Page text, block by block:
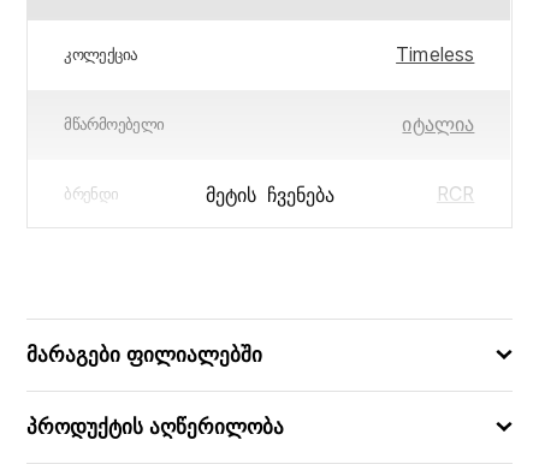
ᲙᲝᲚᲔᲥᲪᲘᲐ Timeless
ᲛᲬᲐᲠᲛᲝᲔᲑᲔᲚᲘ იტალია
ᲑᲠᲔᲜᲓᲘ RCR
ᲖᲝᲛᲐ (ᲡᲛ) 20
გამოიყენება ჭურჭლის
ᲛᲔᲢᲘᲡ ᲩᲕᲔᲜᲔᲑᲐ
მარაგები ფილიალებში
პროდუქტის აღწერილობა